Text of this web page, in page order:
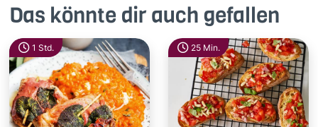
Das könnte dir auch gefallen
1 Std. 25 Min.